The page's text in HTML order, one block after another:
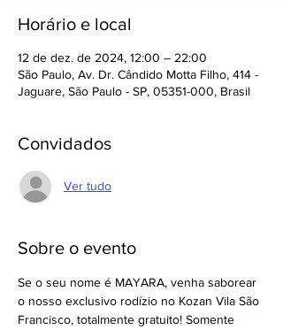
Horário e local
12 de dez. de 2024, 12:00 – 22:00
São Paulo, Av. Dr. Cândido Motta Filho, 414 -
Jaguare, São Paulo - SP, 05351-000, Brasil
Convidados
Ver tudo
Sobre o evento
Se o seu nome é MAYARA, venha saborear
o nosso exclusivo rodízio no Kozan Vila São
Francisco, totalmente gratuito! Somente